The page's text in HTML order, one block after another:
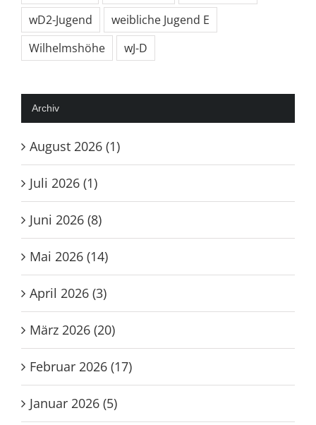
wD2-Jugend
weibliche Jugend E
Wilhelmshöhe
wJ-D
Archiv
August 2026 (1)
Juli 2026 (1)
Juni 2026 (8)
Mai 2026 (14)
April 2026 (3)
März 2026 (20)
Februar 2026 (17)
Januar 2026 (5)